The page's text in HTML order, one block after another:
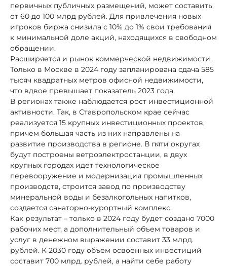
первичных публичных размещений, может составить
от 60 до 100 млрд рублей. Для привлечения новых
игроков биржа снизила с 10% до 1% свои требования
к минимальной доле акций, находящихся в свободном
обращении.
Расширяется и рынок коммерческой недвижимости.
Только в Москве в 2024 году запланирована сдача 585
тысяч квадратных метров офисной недвижимости,
что вдвое превышает показатель 2023 года.
В регионах также наблюдается рост инвестиционной
активности. Так, в Ставропольском крае сейчас
реализуется 15 крупных инвестиционных проектов,
причем большая часть из них направлены на
развитие производства в регионе. В пяти округах
будут построены ветроэлектростанции, в двух
крупных городах идет технологическое
перевооружение и модернизация промышленных
производств, строится завод по производству
минеральной воды и безалкогольных напитков,
создается санаторно-курортный комплекс.
Как результат – только в 2024 году будет создано 7000
рабочих мест, а дополнительный объем товаров и
услуг в денежном выражении составит 33 млрд.
рублей. К 2030 году объем освоенных инвестиций
составит 700 млрд. рублей, а найти себе работу